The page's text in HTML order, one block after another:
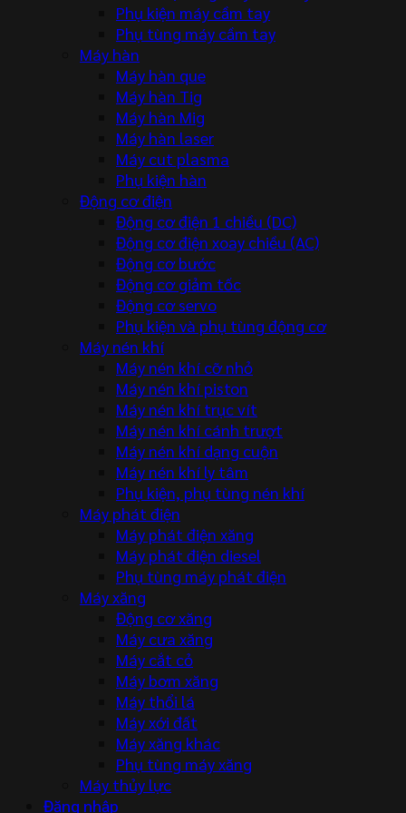
Phụ kiện máy cầm tay
Phụ tùng máy cầm tay
Máy hàn
Máy hàn que
Máy hàn Tig
Máy hàn Mig
Máy hàn laser
Máy cut plasma
Phụ kiện hàn
Động cơ điện
Động cơ điện 1 chiều (DC)
Động cơ điện xoay chiều (AC)
Động cơ bước
Động cơ giảm tốc
Động cơ servo
Phụ kiện và phụ tùng động cơ
Máy nén khí
Máy nén khí cỡ nhỏ
Máy nén khí piston
Máy nén khí trục vít
Máy nén khí cánh trượt
Máy nén khí dạng cuộn
Máy nén khí ly tâm
Phụ kiện, phụ tùng nén khí
Máy phát điện
Máy phát điện xăng
Máy phát điện diesel
Phụ tùng máy phát điện
Máy xăng
Động cơ xăng
Máy cưa xăng
Máy cắt cỏ
Máy bơm xăng
Máy thổi lá
Máy xới đất
Máy xăng khác
Phụ tùng máy xăng
Máy thủy lực
Đăng nhập